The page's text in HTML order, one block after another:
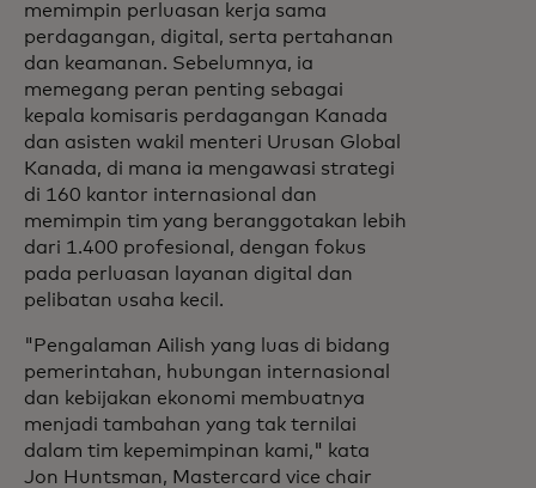
memimpin perluasan kerja sama
perdagangan, digital, serta pertahanan
dan keamanan. Sebelumnya, ia
memegang peran penting sebagai
kepala komisaris perdagangan Kanada
dan asisten wakil menteri Urusan Global
Kanada, di mana ia mengawasi strategi
di 160 kantor internasional dan
memimpin tim yang beranggotakan lebih
dari 1.400 profesional, dengan fokus
pada perluasan layanan digital dan
pelibatan usaha kecil.
"Pengalaman Ailish yang luas di bidang
pemerintahan, hubungan internasional
dan kebijakan ekonomi membuatnya
menjadi tambahan yang tak ternilai
dalam tim kepemimpinan kami," kata
Jon Huntsman, Mastercard vice chair